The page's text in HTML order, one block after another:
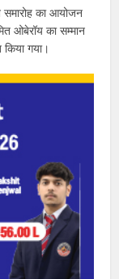
का आयोजन
ओबेरॉय का सम्मान
गया।